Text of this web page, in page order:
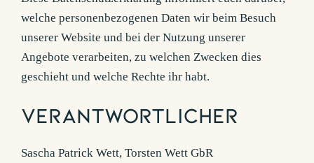
welche personenbezogenen Daten wir beim Besuch
unserer Website und bei der Nutzung unserer
Angebote verarbeiten, zu welchen Zwecken dies
geschieht und welche Rechte ihr habt.
Verantwortlicher
Sascha Patrick Wett, Torsten Wett GbR